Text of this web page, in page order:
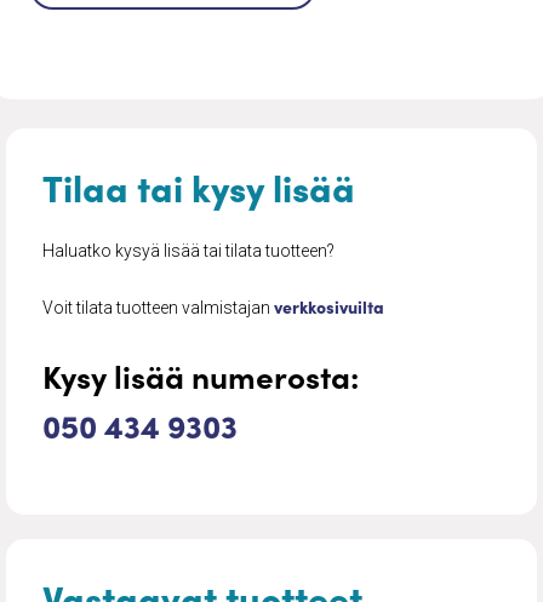
Tilaa tai kysy lisää
Haluatko kysyä lisää tai tilata tuotteen?
Voit tilata tuotteen valmistajan verkkosivuilta
Kysy lisää numerosta:
050 434 9303